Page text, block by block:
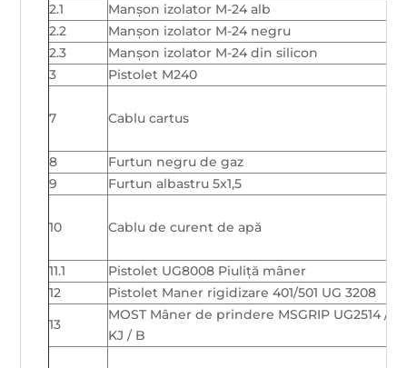
2.1
Manșon izolator M-24 alb
2.2
Manșon izolator M-24 negru
2.3
Manșon izolator M-24 din silicon
3
Pistolet M240
7 Cablu cartus
8
Furtun negru de gaz
9
Furtun albastru 5x1,5
10 Cablu de curent de apă
11.1
Pistolet UG8008 Piuliță mâner
12
Pistolet Maner rigidizare 401/501 UG 3208
13
MOST Mâner de prindere MSGRIP UG2514 /
KJ / B